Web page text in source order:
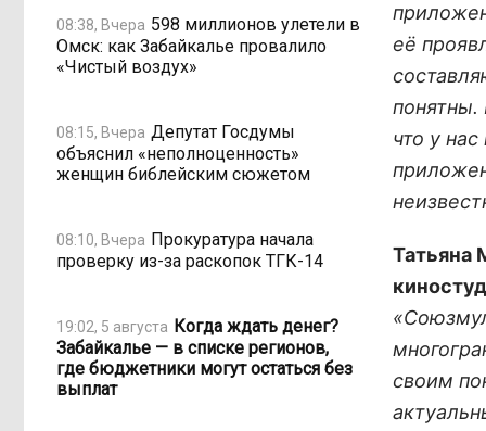
08:38, Вчера 598 миллионов улетели в
Омск: как Забайкалье провалило
«Чистый воздух»
08:15, Вчера Депутат Госдумы
объяснил «неполноценность»
женщин библейским сюжетом
08:10, Вчера Прокуратура начала
проверку из-за раскопок ТГК-14
19:02, 5 августа Когда ждать денег?
Забайкалье — в списке регионов,
где бюджетники могут остаться без
выплат
её
что у
Татьяна
своим